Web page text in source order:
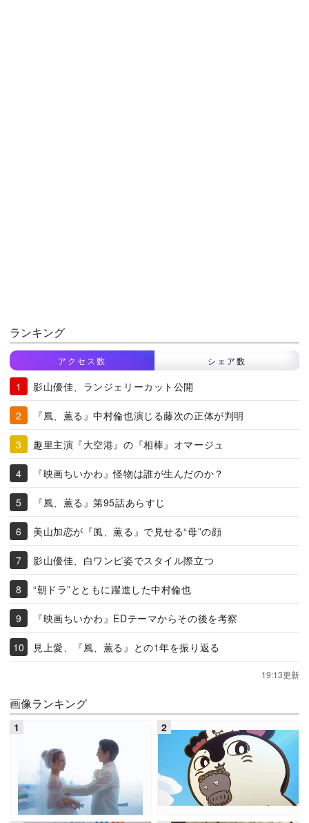
ランキング
アクセス数 シェア数
影山優佳、ランジェリーカット公開
『風、薫る』中村倫也演じる藤次の正体が判明
趣里主演『大空港』の『相棒』オマージュ
『映画ちいかわ』怪物は誰が生んだのか？
『風、薫る』第95話あらすじ
美山加恋が『風、薫る』で見せる“母”の顔
影山優佳、白ワンピ姿でスタイル際立つ
“朝ドラ”とともに躍進した中村倫也
『映画ちいかわ』EDテーマからその後を考察
見上愛、『風、薫る』との1年を振り返る
19:13更新
画像ランキング